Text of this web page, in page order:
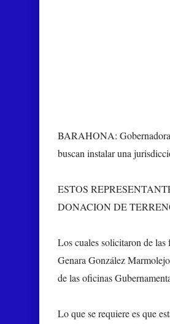
BARAHONA:
buscan instalar una
ESTOS
DONACION DE
Los cuales solicitaron de
Genara González
de las oficinas
Lo que se requiere es que